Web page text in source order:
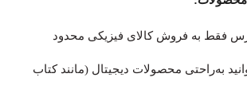
فقط به فروش کالای فیزیکی محدود
به‌راحتی محصولات دیجیتال (مانند کتاب